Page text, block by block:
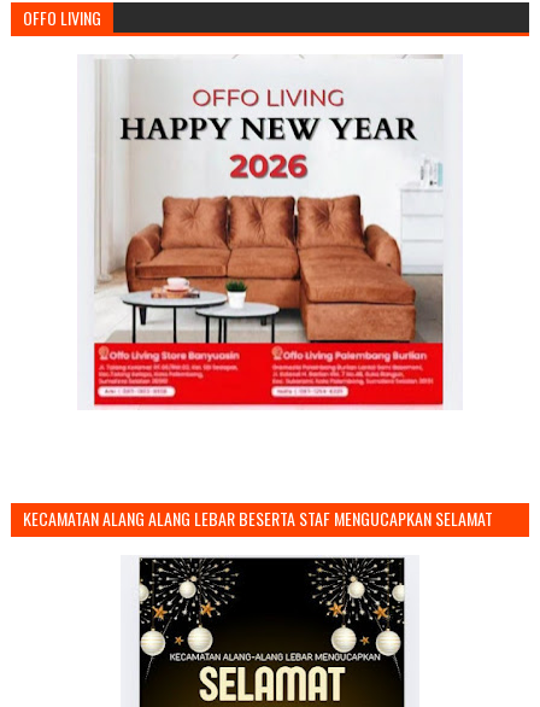
OFFO LIVING
KECAMATAN ALANG ALANG LEBAR BESERTA STAF MENGUCAPKAN SELAMAT